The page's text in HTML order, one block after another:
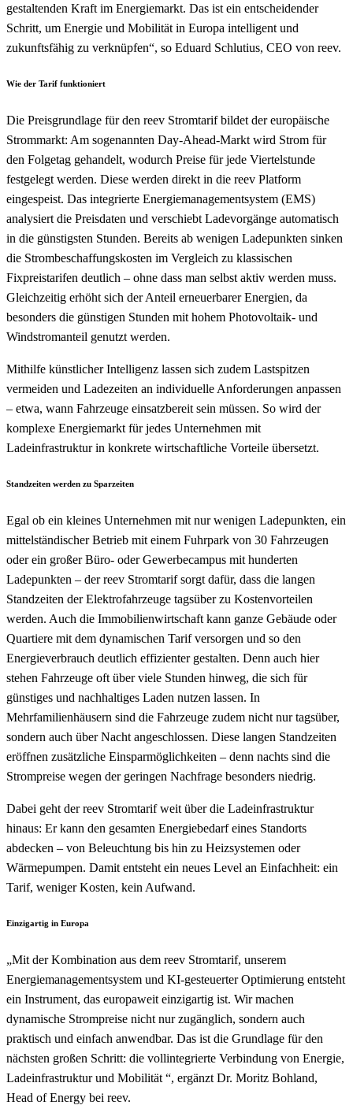
gestaltenden Kraft im Energiemarkt. Das ist ein entscheidender
Schritt, um Energie und Mobilität in Europa intelligent und
zukunftsfähig zu verknüpfen“, so Eduard Schlutius, CEO von reev.
Wie der Tarif funktioniert
Die Preisgrundlage für den reev Stromtarif bildet der europäische
Strommarkt: Am sogenannten Day-Ahead-Markt wird Strom für
den Folgetag gehandelt, wodurch Preise für jede Viertelstunde
festgelegt werden. Diese werden direkt in die reev Platform
eingespeist. Das integrierte Energiemanagementsystem (EMS)
analysiert die Preisdaten und verschiebt Ladevorgänge automatisch
in die günstigsten Stunden. Bereits ab wenigen Ladepunkten sinken
die Strombeschaffungskosten im Vergleich zu klassischen
Fixpreistarifen deutlich – ohne dass man selbst aktiv werden muss.
Gleichzeitig erhöht sich der Anteil erneuerbarer Energien, da
besonders die günstigen Stunden mit hohem Photovoltaik- und
Windstromanteil genutzt werden.
Mithilfe künstlicher Intelligenz lassen sich zudem Lastspitzen
vermeiden und Ladezeiten an individuelle Anforderungen anpassen
– etwa, wann Fahrzeuge einsatzbereit sein müssen. So wird der
komplexe Energiemarkt für jedes Unternehmen mit
Ladeinfrastruktur in konkrete wirtschaftliche Vorteile übersetzt.
Standzeiten werden zu Sparzeiten
Egal ob ein kleines Unternehmen mit nur wenigen Ladepunkten, ein
mittelständischer Betrieb mit einem Fuhrpark von 30 Fahrzeugen
oder ein großer Büro- oder Gewerbecampus mit hunderten
Ladepunkten – der reev Stromtarif sorgt dafür, dass die langen
Standzeiten der Elektrofahrzeuge tagsüber zu Kostenvorteilen
werden. Auch die Immobilienwirtschaft kann ganze Gebäude oder
Quartiere mit dem dynamischen Tarif versorgen und so den
Energieverbrauch deutlich effizienter gestalten. Denn auch hier
stehen Fahrzeuge oft über viele Stunden hinweg, die sich für
günstiges und nachhaltiges Laden nutzen lassen. In
Mehrfamilienhäusern sind die Fahrzeuge zudem nicht nur tagsüber,
sondern auch über Nacht angeschlossen. Diese langen Standzeiten
eröffnen zusätzliche Einsparmöglichkeiten – denn nachts sind die
Strompreise wegen der geringen Nachfrage besonders niedrig.
Dabei geht der reev Stromtarif weit über die Ladeinfrastruktur
hinaus: Er kann den gesamten Energiebedarf eines Standorts
abdecken – von Beleuchtung bis hin zu Heizsystemen oder
Wärmepumpen. Damit entsteht ein neues Level an Einfachheit: ein
Tarif, weniger Kosten, kein Aufwand.
Einzigartig in Europa
„Mit der Kombination aus dem reev Stromtarif, unserem
Energiemanagementsystem und KI-gesteuerter Optimierung entsteht
ein Instrument, das europaweit einzigartig ist. Wir machen
dynamische Strompreise nicht nur zugänglich, sondern auch
praktisch und einfach anwendbar. Das ist die Grundlage für den
nächsten großen Schritt: die vollintegrierte Verbindung von Energie,
Ladeinfrastruktur und Mobilität “, ergänzt Dr. Moritz Bohland,
Head of Energy bei reev.